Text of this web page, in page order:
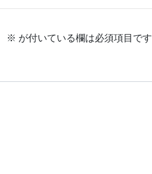
※ が付いている欄は必須項目です